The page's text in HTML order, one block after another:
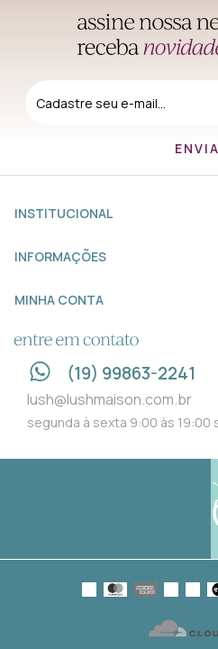
INSTITUCIONAL
INFORMAÇÕES
MINHA CONTA
ENTRE EM CONTATO
(19) 99863-2241
lush@lushmaison.com.br
segunda à sexta 9:00 às 19:00